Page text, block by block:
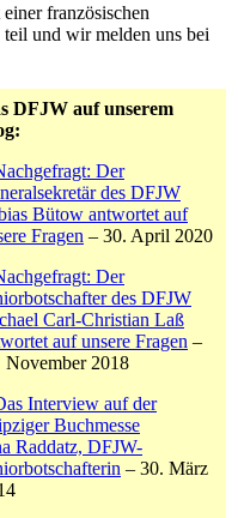
französischen
teil und wir melden uns bei
DFJW auf unserem
Der
des DFJW
Bütow antwortet auf
Fragen – 30. April 2020
Der
des DFJW
Carl-Christian Laß
auf unsere Fragen –
November 2018
Interview auf der
Buchmesse
Raddatz, DFJW-
– 30. März